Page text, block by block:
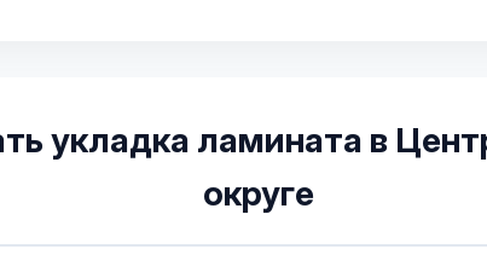
укладка ламината в
округе